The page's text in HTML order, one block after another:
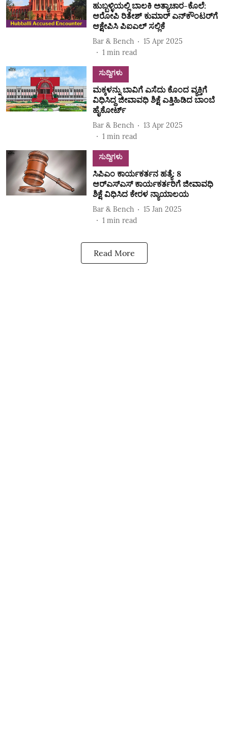
ಹುಬ್ಬಳ್ಳಿಯಲ್ಲಿ ಬಾಲಕಿ ಅತ್ಯಾಚಾರ-ಕೊಲೆ:
ಆರೋಪಿ ರಿತೇಶ್‌ ಕುಮಾರ್‌ ಎನ್‌ಕೌಂಟರ್‌ಗೆ
ಆಕ್ಷೇಪಿಸಿ ಪಿಐಎಲ್‌ ಸಲ್ಲಿಕೆ
Bar & Bench
15 Apr 2025
1 min read
ಸುದ್ದಿಗಳು
ಮಕ್ಕಳನ್ನು ಬಾವಿಗೆ ಎಸೆದು ಕೊಂದ ವ್ಯಕ್ತಿಗೆ
ವಿಧಿಸಿದ್ದ ಜೀವಾವಧಿ ಶಿಕ್ಷೆ ಎತ್ತಿಹಿಡಿದ ಬಾಂಬೆ
ಹೈಕೋರ್ಟ್
Bar & Bench
13 Apr 2025
1 min read
ಸುದ್ದಿಗಳು
ಸಿಪಿಎಂ ಕಾರ್ಯಕರ್ತನ ಹತ್ಯೆ: 8
ಆರ್‌ಎಸ್‌ಎಸ್‌ ಕಾರ್ಯಕರ್ತರಿಗೆ ಜೀವಾವಧಿ
ಶಿಕ್ಷೆ ವಿಧಿಸಿದ ಕೇರಳ ನ್ಯಾಯಾಲಯ
Bar & Bench
15 Jan 2025
1 min read
Read More